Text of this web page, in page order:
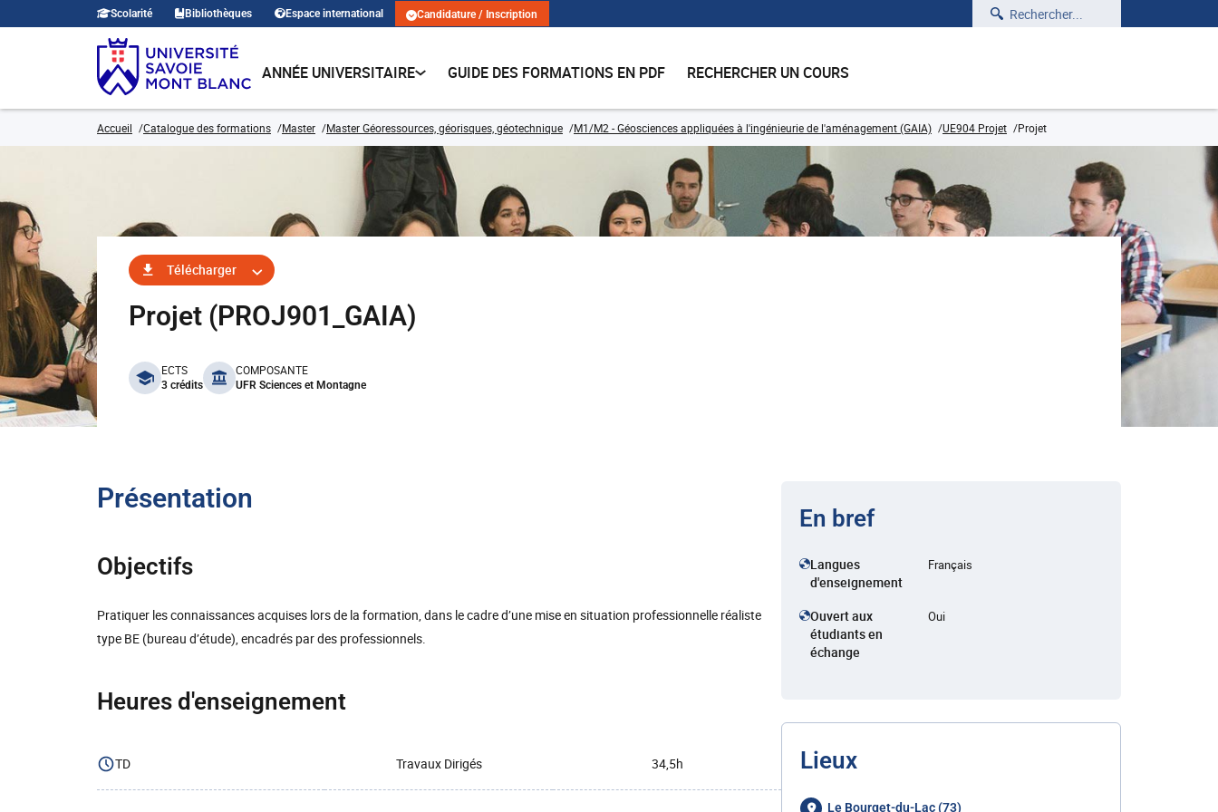
Scolarité Bibliothèques Espace international Candidature / Inscription Rechercher
ANNÉE UNIVERSITAIRE GUIDE DES FORMATIONS EN PDF RECHERCHER UN COURS
Accueil Catalogue des formations Master Master Géoressources, géorisques, géotechnique M1/M2 - Géosciences appliquées à l'ingénieurie de l'aménagement (GAIA) UE904 Projet Projet
Télécharger
Projet (PROJ901_GAIA)
benefits
ECTS
3 crédits
COMPOSANTE
UFR Sciences et Montagne
Présentation
Objectifs
Pratiquer les connaissances acquises lors de la formation, dans le cadre d’une mise en situation professionnelle réaliste
type BE (bureau d’étude), encadrés par des professionnels.
Heures d'enseignement
TD Travaux Dirigés 34,5h
En bref
Langues
d'enseignement
Français
Ouvert aux
étudiants en
échange
Oui
Lieux
Le Bourget-du-Lac (73)